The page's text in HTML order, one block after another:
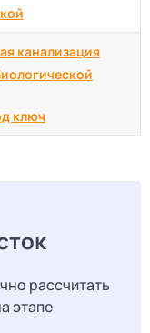
канализация
ключ
рассчитать
этапе